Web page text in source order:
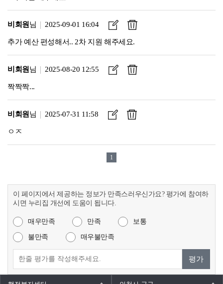
이 페이지에서 제공하는 정보가 만족스러우신가요? 평가에 참여하
시면 누리집 개선에 도움이 됩니다.
매우만족 만족 보통
불만족 매우불만족
평가